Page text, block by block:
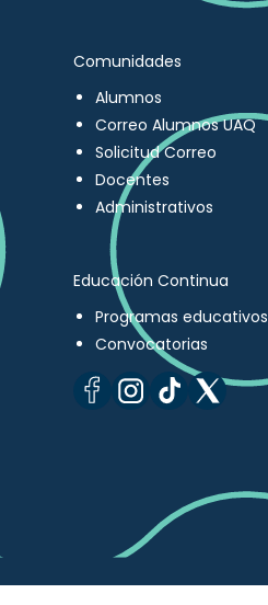
Comunidades
Alumnos
Correo Alumnos UAQ
Solicitud Correo
Docentes
Administrativos
Educación Continua
Programas educativos
Convocatorias